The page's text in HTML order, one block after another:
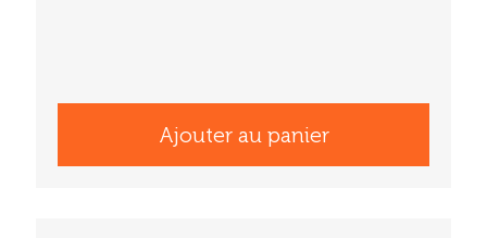
Ajouter au panier